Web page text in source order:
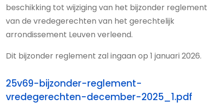
beschikking tot wijziging van het bijzonder reglement
van de vredegerechten van het gerechtelijk
arrondissement Leuven verleend.
Dit bijzonder reglement zal ingaan op 1 januari 2026.
25v69-bijzonder-reglement-
vredegerechten-december-2025_1.pdf